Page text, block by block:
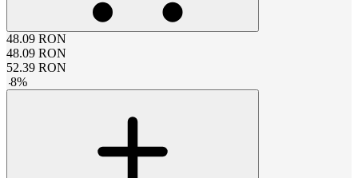
48.09 RON
48.09 RON
52.39 RON
-8%